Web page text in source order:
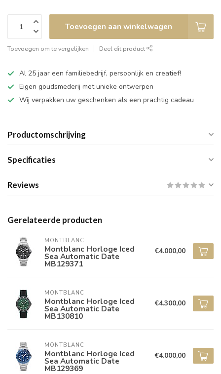
Toevoegen aan winkelwagen
Toevoegen om te vergelijken Deel dit product
Al 25 jaar een familiebedrijf, persoonlijk en creatief!
Eigen goudsmederij met unieke ontwerpen
Wij verpakken uw geschenken als een prachtig cadeau
Productomschrijving
Specificaties
Reviews
Gerelateerde producten
MONTBLANC
Montblanc Horloge Iced
Sea Automatic Date
MB129371
€4.000,00
MONTBLANC
Montblanc Horloge Iced
Sea Automatic Date
MB130810
€4.300,00
MONTBLANC
Montblanc Horloge Iced
Sea Automatic Date
MB129369
€4.000,00